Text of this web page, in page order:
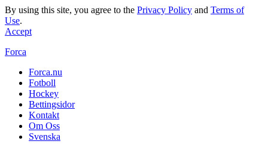
By using this site, you agree to the Privacy Policy and Terms of
Use.
Accept
Forca
Forca.nu
Fotboll
Hockey
Bettingsidor
Kontakt
Om Oss
Svenska